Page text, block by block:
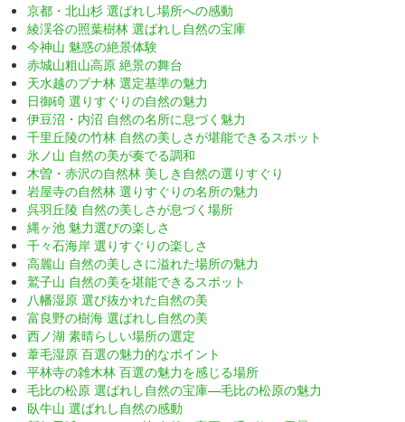
京都・北山杉 選ばれし場所への感動
綾渓谷の照葉樹林 選ばれし自然の宝庫
今神山 魅惑の絶景体験
赤城山粗山高原 絶景の舞台
天水越のブナ林 選定基準の魅力
日御碕 選りすぐりの自然の魅力
伊豆沼・内沼 自然の名所に息づく魅力
千里丘陵の竹林 自然の美しさが堪能できるスポット
氷ノ山 自然の美が奏でる調和
木曽・赤沢の自然林 美しき自然の選りすぐり
岩屋寺の自然林 選りすぐりの名所の魅力
呉羽丘陵 自然の美しさが息づく場所
縄ヶ池 魅力選びの楽しさ
千々石海岸 選りすぐりの楽しさ
高麗山 自然の美しさに溢れた場所の魅力
鷲子山 自然の美を堪能できるスポット
八幡湿原 選び抜かれた自然の美
富良野の樹海 選ばれし自然の美
西ノ湖 素晴らしい場所の選定
葦毛湿原 百選の魅力的なポイント
平林寺の雑木林 百選の魅力を感じる場所
毛比の松原 選ばれし自然の宝庫—毛比の松原の魅力
臥牛山 選ばれし自然の感動